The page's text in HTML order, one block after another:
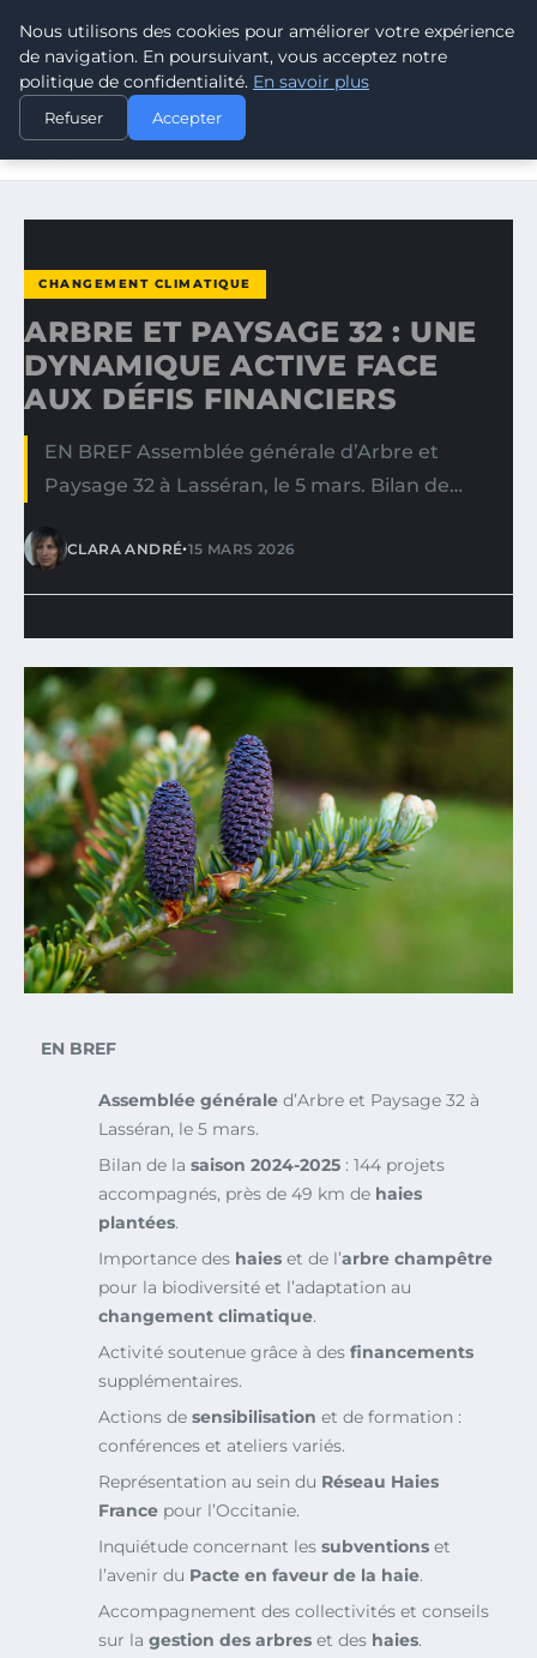
CLIMATE RESPONSE BLOG
ACCUEIL
CHANGEMENT CLIMATIQUE
ARBRE ET PAYSAGE 32 : UNE DYNAMIQUE ACTIVE FACE
CHANGEMENT CLIMATIQUE
ARBRE ET PAYSAGE 32 : UNE
DYNAMIQUE ACTIVE FACE
AUX DÉFIS FINANCIERS
EN BREF Assemblée générale d’Arbre et
Paysage 32 à Lasséran, le 5 mars. Bilan de…
CLARA ANDRÉ•15 MARS 2026
EN BREF
Assemblée générale d’Arbre et Paysage 32 à
Lasséran, le 5 mars.
Bilan de la saison 2024-2025 : 144 projets
accompagnés, près de 49 km de haies
plantées.
Importance des haies et de l’arbre champêtre
pour la biodiversité et l’adaptation au
changement climatique.
Activité soutenue grâce à des financements
supplémentaires.
Actions de sensibilisation et de formation :
conférences et ateliers variés.
Représentation au sein du Réseau Haies
France pour l’Occitanie.
Inquiétude concernant les subventions et
l’avenir du Pacte en faveur de la haie.
Accompagnement des collectivités et conseils
sur la gestion des arbres et des haies.
Nous utilisons des cookies pour améliorer votre expérience
de navigation. En poursuivant, vous acceptez notre
politique de confidentialité. En savoir plus
Refuser Accepter